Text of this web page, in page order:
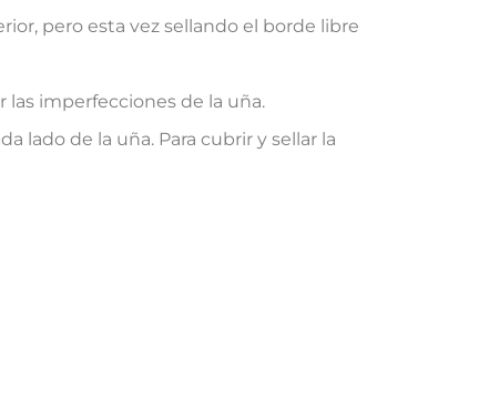
pero esta vez sellando el borde libre
las imperfecciones de la uña.
lado de la uña. Para cubrir y sellar la